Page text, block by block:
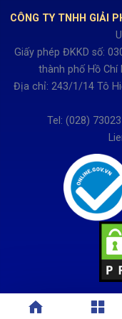
Thời gian làm việc từ
Buổi chiều từ 13h15
Thứ 7 làm đến 15h30
CÔNG TY TNHH GIẢI
Giấy phép ĐKKD số:
thành phố Hồ
Địa chỉ: 243/1/14 Tô
Tel: (028)